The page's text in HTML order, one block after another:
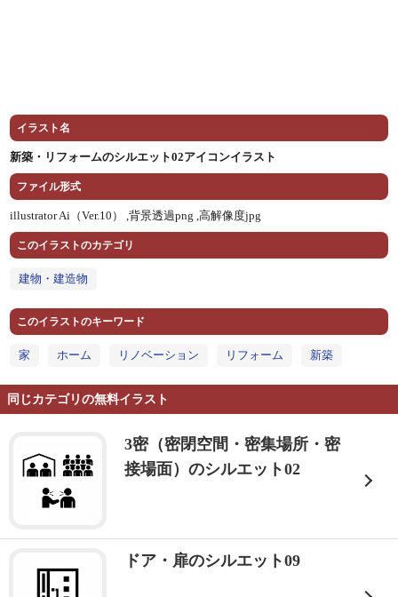
イラスト名
新築・リフォームのシルエット02アイコンイラスト
ファイル形式
illustrator Ai（Ver.10） ,背景透過png ,高解像度jpg
このイラストのカテゴリ
建物・建造物
このイラストのキーワード
家 ホーム リノベーション リフォーム 新築
同じカテゴリの無料イラスト
3密（密閉空間・密集場所・密
接場面）のシルエット02
ドア・扉のシルエット09